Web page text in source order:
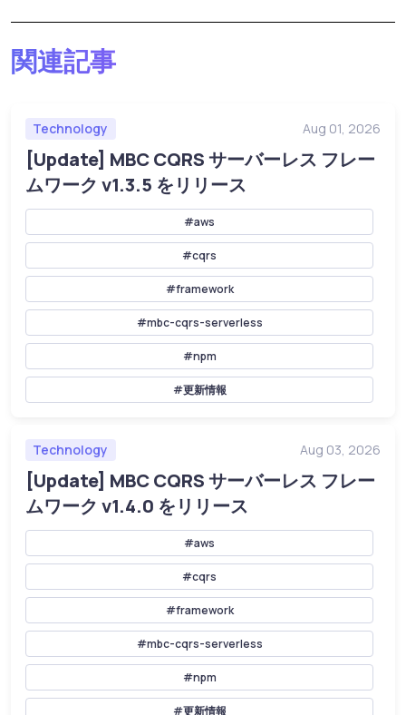
関連記事
Technology Aug 01, 2026
[Update] MBC CQRS サーバーレス フレー
ムワーク v1.3.5 をリリース
#aws
#cqrs
#framework
#mbc-cqrs-serverless
#npm
#更新情報
Technology Aug 03, 2026
[Update] MBC CQRS サーバーレス フレー
ムワーク v1.4.0 をリリース
#aws
#cqrs
#framework
#mbc-cqrs-serverless
#npm
#更新情報